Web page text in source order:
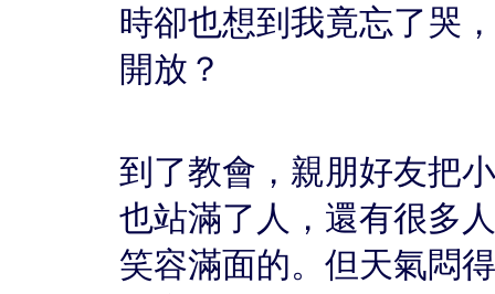
時卻也想到我竟忘了哭
開放？
到了教會，親朋好友把
也站滿了人，還有很多
笑容滿面的。但天氣悶